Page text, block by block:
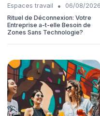
Espaces travail •
06/08/2026
Rituel de Déconnexion: Votre
Entreprise a-t-elle Besoin de
Zones Sans Technologie?